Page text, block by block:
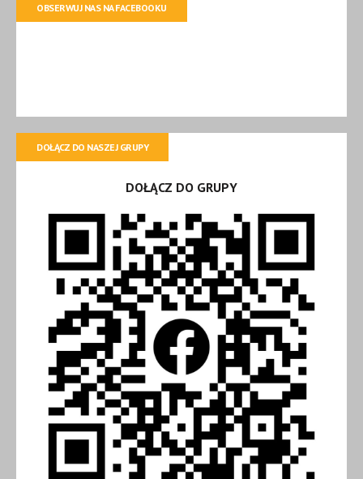
OBSERWUJ NAS NA FACEBOOKU
DOŁĄCZ DO NASZEJ GRUPY
DOŁĄCZ DO GRUPY